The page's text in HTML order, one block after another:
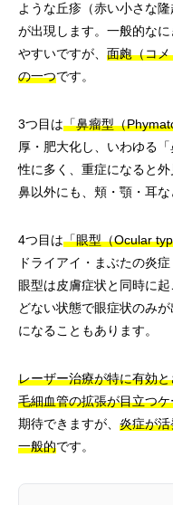
ような丘疹（赤い小さな
が出現します。一般的な
やすいですが、 面皰（コ
の一つです。
3つ目は「鼻瘤型（
厚・肥大化し、いわゆる
性に多く、重症になると
鼻以外にも、頬・顎・耳な
4つ目は「眼型（Ocular
ドライアイ・まぶたの炎
眼型は皮膚症状と同時に
どない状態で眼症状のみ
になることもあります。
レーザー治療が特に有効
毛細血管の拡張が目立つケ
期待できますが、 炎症が
一般的です。